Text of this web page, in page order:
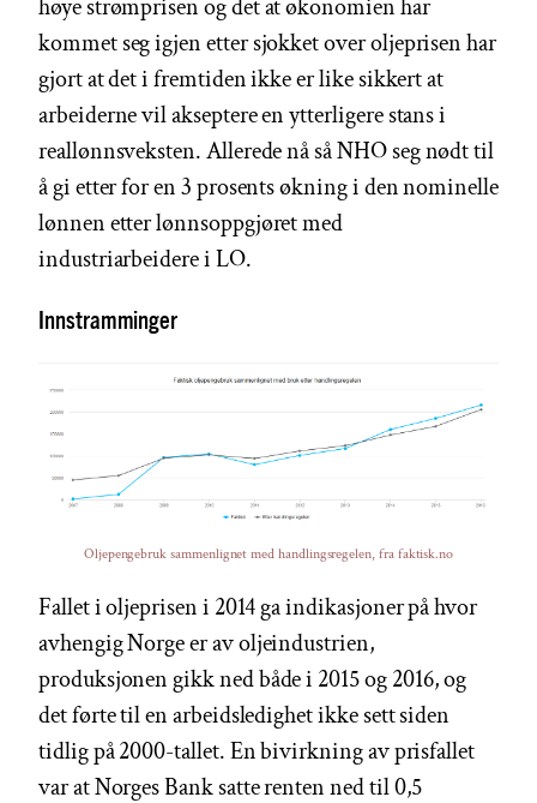
høye strømprisen og det at økonomien har
kommet seg igjen etter sjokket over oljeprisen har
gjort at det i fremtiden ikke er like sikkert at
arbeiderne vil akseptere en ytterligere stans i
reallønnsveksten. Allerede nå så NHO seg nødt til
å gi etter for en 3 prosents økning i den nominelle
lønnen etter lønnsoppgjøret med
industriarbeidere i LO.
Innstramminger
Oljepengebruk sammenlignet med handlingsregelen, fra faktisk.no
Fallet i oljeprisen i 2014 ga indikasjoner på hvor
avhengig Norge er av oljeindustrien,
produksjonen gikk ned både i 2015 og 2016, og
det førte til en arbeidsledighet ikke sett siden
tidlig på 2000-tallet. En bivirkning av prisfallet
var at Norges Bank satte renten ned til 0,5